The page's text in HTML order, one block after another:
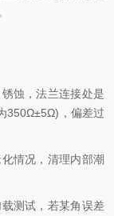
蚀，法兰连接处是
350Ω±5Ω)，偏差过
情况，清理内部潮
测试，若某角误差